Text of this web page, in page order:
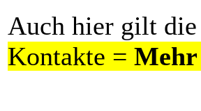
Auch hier gilt
Kontakte = Mehr